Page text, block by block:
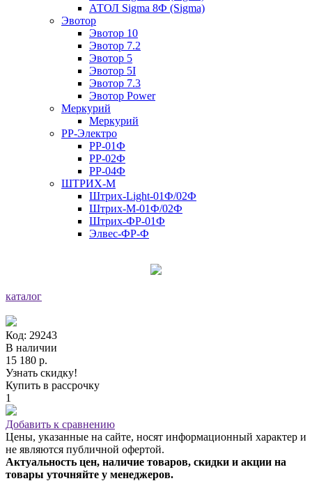
АТОЛ Sigma 8Ф (Sigma)
Эвотор
Эвотор 10
Эвотор 7.2
Эвотор 5
Эвотор 5I
Эвотор 7.3
Эвотор Power
Меркурий
Меркурий
РР-Электро
РР-01Ф
РР-02Ф
РР-04Ф
ШТРИХ-М
Штрих-Light-01Ф/02Ф
Штрих-М-01Ф/02Ф
Штрих-ФР-01Ф
Элвес-ФР-Ф
каталог
Код: 29243
В наличии
15 180 р.
Узнать скидку!
Купить в рассрочку
1
Добавить к сравнению
Цены, указанные на сайте, носят информационный характер и
не являются публичной офертой.
Актуальность цен, наличие товаров, скидки и акции на
товары уточняйте у менеджеров.